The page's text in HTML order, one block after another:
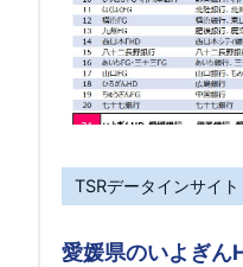
TSRデータインサイト
愛媛県のいよぎん